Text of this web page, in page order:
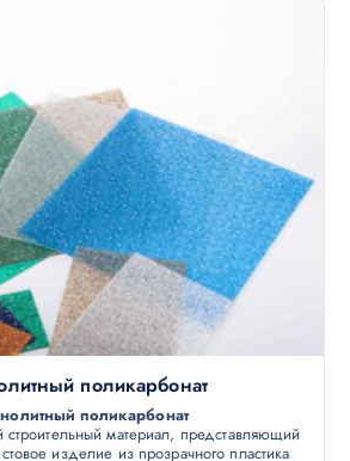
поликарбонат
поликарбонат
материал, представляющий
изделие из прозрачного пластика